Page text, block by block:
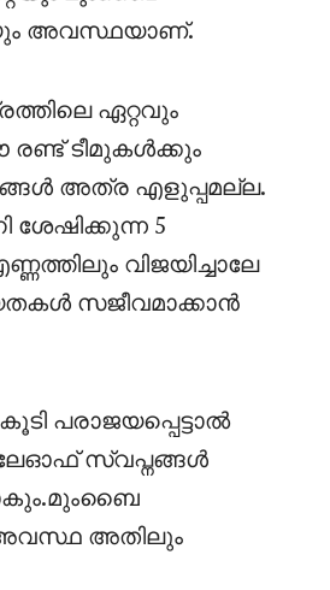
അവസ്ഥയാണ്.
ഏറ്റവും
ടീമുകൾക്കും
അത്ര എളുപ്പമല്ല.
5
വിജയിച്ചാലേ
സജീവമാക്കാൻ
പരാജയപ്പെട്ടാൽ
സ്വപ്നങ്ങൾ
അതിലും